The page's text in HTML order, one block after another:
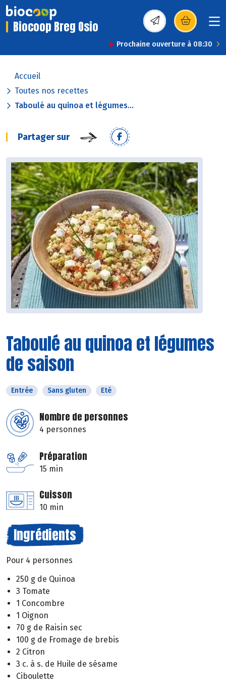
Biocoop Breg Osio (s’ouvre dans une
Prochaine ouverture à 08:30
Accueil
Toutes nos recettes
Taboulé au quinoa et légumes...
Partager sur
Taboulé au quinoa et légumes
de saison
Entrée Sans gluten Eté
Nombre de personnes
4 personnes
Préparation
15 min
Cuisson
10 min
Ingrédients
Pour 4 personnes
250 g de Quinoa
3 Tomate
1 Concombre
1 Oignon
70 g de Raisin sec
100 g de Fromage de brebis
2 Citron
3 c. à s. de Huile de sésame
Ciboulette